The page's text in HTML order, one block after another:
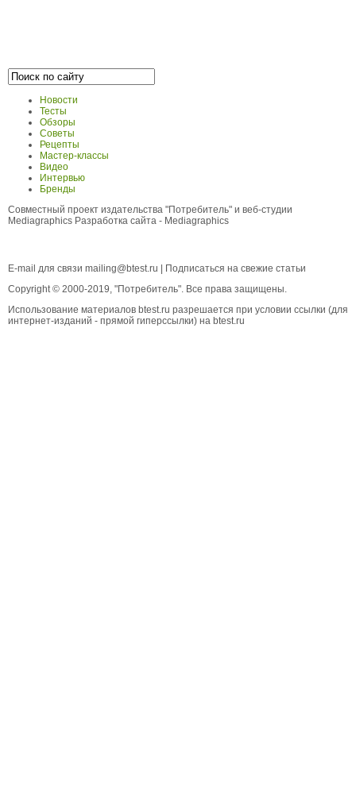
Новости
Тесты
Обзоры
Советы
Рецепты
Мастер-классы
Видео
Интервью
Бренды
Совместный проект издательства "Потребитель" и веб-студии
Mediagraphics Разработка сайта - Mediagraphics
E-mail для связи mailing@btest.ru
Подписаться на свежие статьи
Copyright © 2000-2019, "Потребитель". Все права защищены.
Использование материалов btest.ru разрешается при условии ссылки (для
интернет-изданий - прямой гиперссылки) на btest.ru